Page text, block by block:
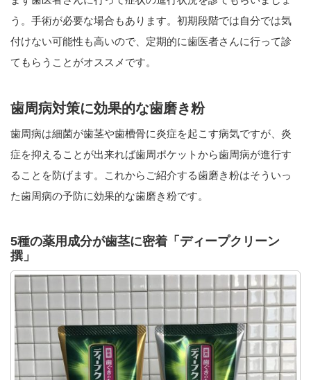
う。手術が必要な場合もあります。初期段階では自分では気
付けない可能性も高いので、定期的に歯医者さんに行って診
てもらうことがオススメです。
歯周病対策に効果的な歯磨き粉
歯周病は細菌が歯茎や歯槽骨に炎症を起こす病気ですが、炎
症を抑えることが出来れば歯周ポケットから歯周病が進行す
ることを防げます。これからご紹介する歯磨き粉はそういっ
た歯周病の予防に効果的な歯磨き粉です。
5種の薬用成分が歯茎に密着「ディープクリーン
撰」